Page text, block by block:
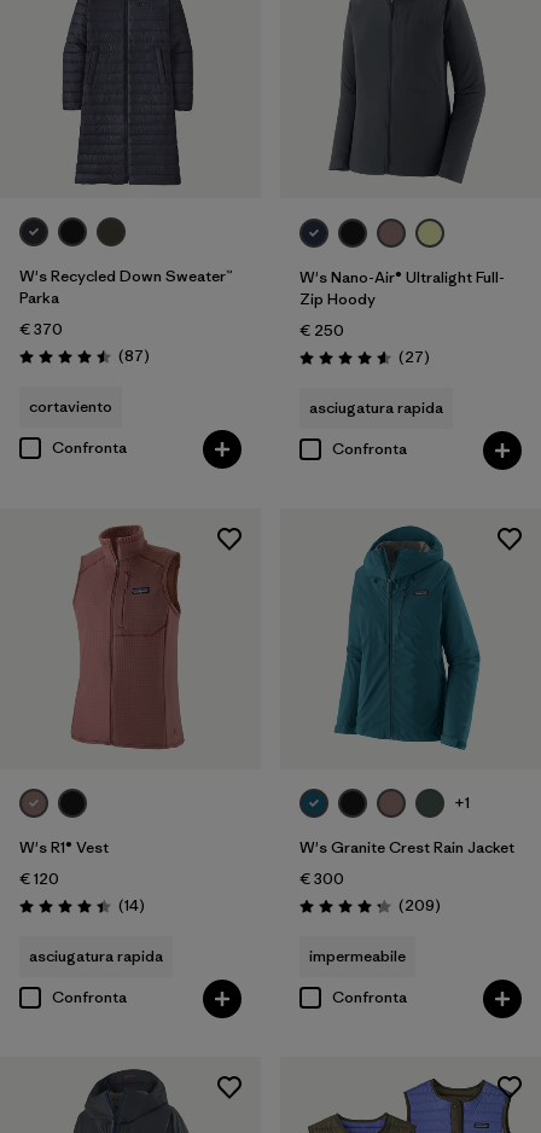
W's Recycled Down Sweater™
Parka
€ 370
Valutazione: 4.5 / 5
(87Recensioni
)
cortaviento
Confronta
W's Nano-Air® Ultralight Full-
Zip Hoody
€ 250
Valutazione: 4.6 / 5
(27Recensioni
)
asciugatura rapida
Confronta
W's R1® Vest
€ 120
Valutazione: 4.4 / 5
(14Recensioni
)
asciugatura rapida
Confronta
+1
W's Granite Crest Rain Jacket
€ 300
Valutazione: 4.3 / 5
(209Recensioni
)
impermeabile
Confronta